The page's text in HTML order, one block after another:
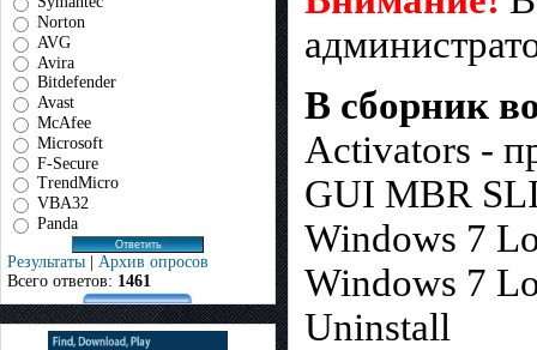
Norton
AVG
Avira
Bitdefender
Avast
McAfee
Microsoft
F-Secure
TrendMicro
VBA32
Panda
Результаты | Архив опросов
Всего ответов: 1461
В сборник
Activators -
GUI MBR
Windows 7
Windows 7
Uninstall